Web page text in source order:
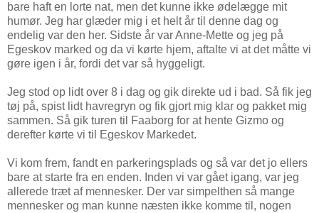
bare haft en lorte nat, men det kunne ikke ødelægge mit
humør. Jeg har glæder mig i et helt år til denne dag og
endelig var den her. Sidste år var Anne-Mette og jeg på
Egeskov marked og da vi kørte hjem, aftalte vi at det måtte vi
gøre igen i år, fordi det var så hyggeligt.
Jeg stod op lidt over 8 i dag og gik direkte ud i bad. Så fik jeg
tøj på, spist lidt havregryn og fik gjort mig klar og pakket mig
sammen. Så gik turen til Faaborg for at hente Gizmo og
derefter kørte vi til Egeskov Markedet.
Vi kom frem, fandt en parkeringsplads og så var det jo ellers
bare at starte fra en enden. Inden vi var gået igang, var jeg
allerede træt af mennesker. Der var simpelthen så mange
mennesker og man kunne næsten ikke komme til, nogen